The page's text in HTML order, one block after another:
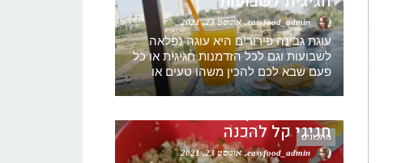
easyfood_admin אוגוסט 23, 2021
עוגת גבינה פירורים היא עוגה נפלאה
לשבועות וגם לכל הזדמנות חגיגית או כל
פעם שבא לכם להכין משהו טעים או
מתכונים
מתכון סלט בורגול עם גבינה
וירקות -טאבולה מתכון – סלט
חגיגי קל להכנה
אוגוסט 23, 2021